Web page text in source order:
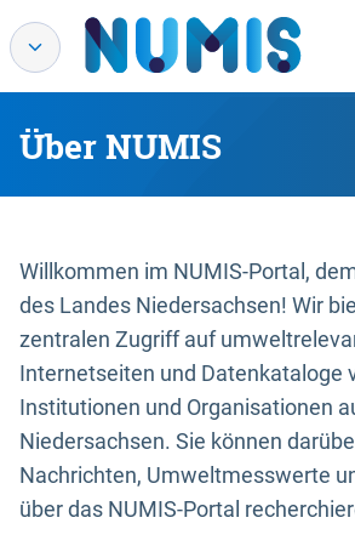
Über NUMIS
Willkommen im NUMIS-Portal,
des Landes Niedersachsen! Wir
zentralen Zugriff auf
Internetseiten und Datenkataloge
Institutionen und Organisationen
Niedersachsen. Sie können
Nachrichten, Umweltmesswerte
über das NUMIS-Portal